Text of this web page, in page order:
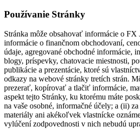
Používanie Stránky
Stránka môže obsahovať informácie o FX
informácie o finančnom obchodovaní,
údaje, agregované obchodné informácie,
blogy, príspevky, chatovacie miestnosti,
publikácie a prezentácie, ktoré sú
odkazy na webové stránky tretích strán.
prezerať, kopírovať a tlačiť informácie,
aspekt tejto Stránky, ku ktorému máte
na vaše osobné, informačné účely; a (ii)
materiály ani akékoľvek vlastnícke
vylúčení zodpovednosti v nich nebudú